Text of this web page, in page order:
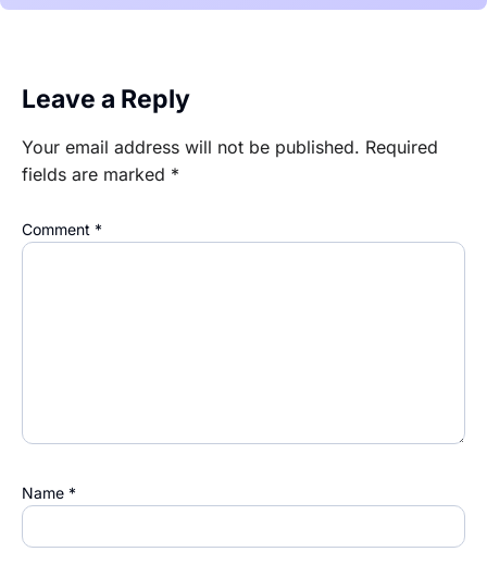
Leave a Reply
Your email address will not be published. Required
fields are marked *
Comment *
Name *